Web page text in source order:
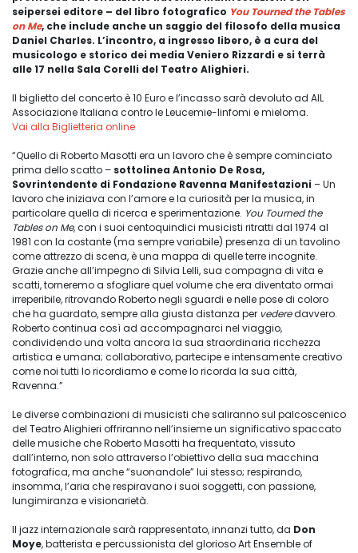
seipersei editore – del libro fotografico You Tourned the Tables
on Me, che include anche un saggio del filosofo della musica
Daniel Charles. L’incontro, a ingresso libero, è a cura del
musicologo e storico dei media Veniero Rizzardi e si terrà
alle 17 nella Sala Corelli del Teatro Alighieri.
Il biglietto del concerto è 10 Euro e l’incasso sarà devoluto ad AIL
Associazione Italiana contro le Leucemie-linfomi e mieloma.
Vai alla Biglietteria online
“Quello di Roberto Masotti era un lavoro che è sempre cominciato
prima dello scatto – sottolinea Antonio De Rosa,
Sovrintendente di Fondazione Ravenna Manifestazioni – Un
lavoro che iniziava con l’amore e la curiosità per la musica, in
particolare quella di ricerca e sperimentazione. You Tourned the
Tables on Me, con i suoi centoquindici musicisti ritratti dal 1974 al
1981 con la costante (ma sempre variabile) presenza di un tavolino
come attrezzo di scena, è una mappa di quelle terre incognite.
Grazie anche all’impegno di Silvia Lelli, sua compagna di vita e
scatti, torneremo a sfogliare quel volume che era diventato ormai
irreperibile, ritrovando Roberto negli sguardi e nelle pose di coloro
che ha guardato, sempre alla giusta distanza per vederedavvero.
Roberto continua così ad accompagnarci nel viaggio,
condividendo una volta ancora la sua straordinaria ricchezza
artistica e umana; collaborativo, partecipe e intensamente creativo
come noi tutti lo ricordiamo e come lo ricorda la sua città,
Ravenna.”
Le diverse combinazioni di musicisti che saliranno sul palcoscenico
del Teatro Alighieri offriranno nell’insieme un significativo spaccato
delle musiche che Roberto Masotti ha frequentato, vissuto
dall’interno, non solo attraverso l’obiettivo della sua macchina
fotografica, ma anche “suonandole” lui stesso; respirando,
insomma, l’aria che respiravano i suoi soggetti, con passione,
lungimiranza e visionarietà.
Il jazz internazionale sarà rappresentato, innanzi tutto, da Don
Moye, batterista e percussionista del glorioso Art Ensemble of